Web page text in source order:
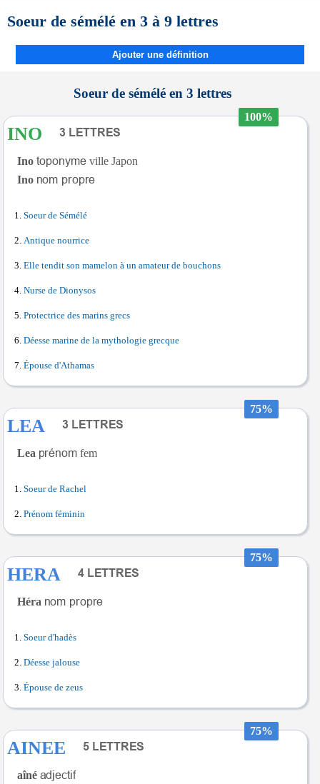
Soeur de sémélé en 3 à 9 lettres
Ajouter une définition
Soeur de sémélé en 3 lettres
100%
INO
Ino
ville Japon
Ino
Soeur de Sémélé
Antique nourrice
Elle tendit son mamelon à un amateur de bouchons
Nurse de Dionysos
Protectrice des marins grecs
Déesse marine de la mythologie grecque
Épouse d'Athamas
75%
LEA
Lea fem
Soeur de Rachel
Prénom féminin
75%
HERA
Héra
Soeur d'hadès
Déesse jalouse
Épouse de zeus
75%
AINEE
aîné